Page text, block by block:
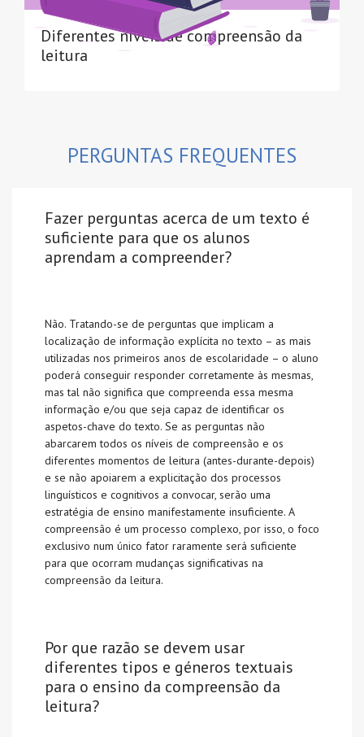
Diferentes níveis de compreensão da
leitura
PERGUNTAS FREQUENTES
Fazer perguntas acerca de um texto é
suficiente para que os alunos
aprendam a compreender?
Não. Tratando-se de perguntas que implicam a
localização de informação explícita no texto – as mais
utilizadas nos primeiros anos de escolaridade – o aluno
poderá conseguir responder corretamente às mesmas,
mas tal não significa que compreenda essa mesma
informação e/ou que seja capaz de identificar os
aspetos-chave do texto. Se as perguntas não
abarcarem todos os níveis de compreensão e os
diferentes momentos de leitura (antes-durante-depois)
e se não apoiarem a explicitação dos processos
linguísticos e cognitivos a convocar, serão uma
estratégia de ensino manifestamente insuficiente. A
compreensão é um processo complexo, por isso, o foco
exclusivo num único fator raramente será suficiente
para que ocorram mudanças significativas na
compreensão da leitura.
Por que razão se devem usar
diferentes tipos e géneros textuais
para o ensino da compreensão da
leitura?